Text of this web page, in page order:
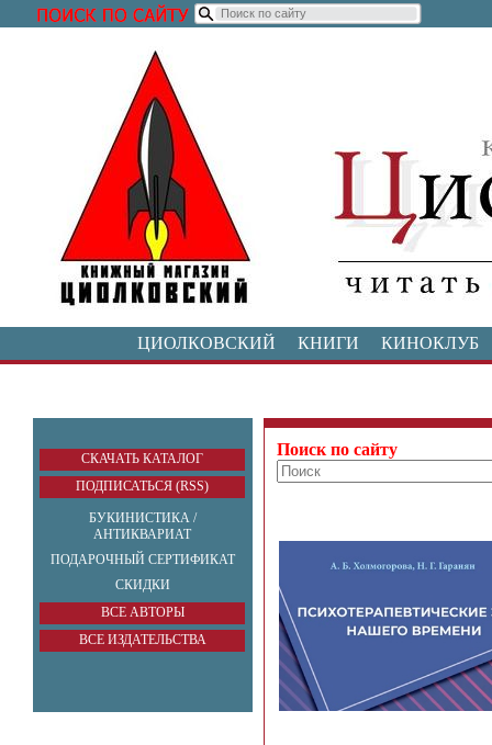
ЦИОЛКОВСКИЙ КНИГИ КИНОКЛУБ
СКАЧАТЬ КАТАЛОГ
ПОДПИСАТЬСЯ (RSS)
БУКИНИСТИКА /
АНТИКВАРИАТ
ПОДАРОЧНЫЙ СЕРТИФИКАТ
СКИДКИ
ВСЕ АВТОРЫ
ВСЕ ИЗДАТЕЛЬСТВА
Поиск по сайту